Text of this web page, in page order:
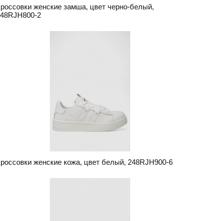
женские замша, цвет черно-белый,
2
женские кожа, цвет белый, 248RJH900-6